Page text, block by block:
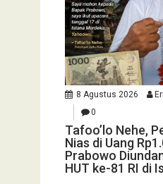
8 Agustus 2026
0
Tafoo’lo Nehe,
Nias di Uang
Prabowo
HUT ke-81 RI di